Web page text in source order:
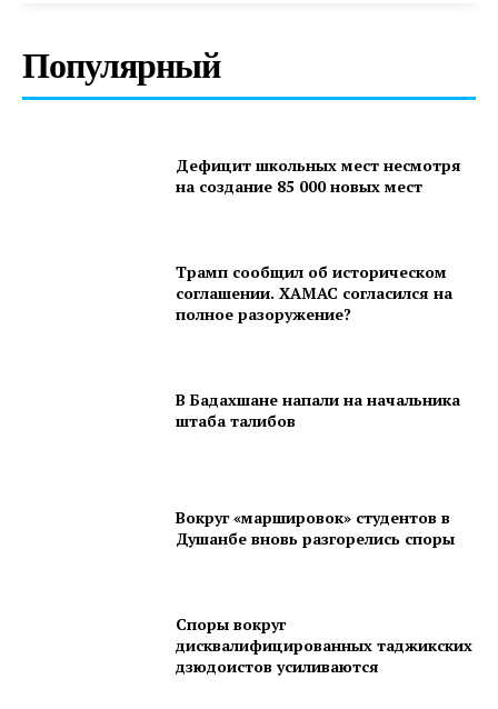
Популярный
Дефицит школьных мест несмотря
на создание 85 000 новых мест
Трамп сообщил об историческом
соглашении. ХАМАС согласился на
полное разоружение?
В Бадахшане напали на начальника
штаба талибов
Вокруг «маршировок» студентов в
Душанбе вновь разгорелись споры
Споры вокруг
дисквалифицированных таджикских
дзюдоистов усиливаются